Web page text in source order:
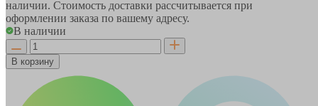
наличии. Стоимость доставки рассчитывается при
оформлении заказа по вашему адресу.
В наличии
В корзину